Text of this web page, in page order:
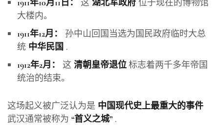
1911年10月11日： 这 湖北军政府位于现在的博物馆
大楼内。
1911年12月：
孙中山回国当选为国民政府临时大总
统 中华民国 .
1912年2月： 这 清朝皇帝退位标志着两千多年帝国
统治的结束。
这场起义被广泛认为是 中国现代史上最重大的事件
武汉通常被称为 “首义之城” .